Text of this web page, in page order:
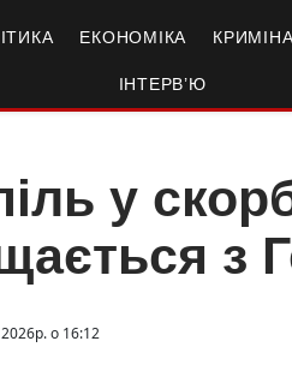
ЕКОНОМІКА
ІНТЕРВ’Ю
у
з
о 16:12